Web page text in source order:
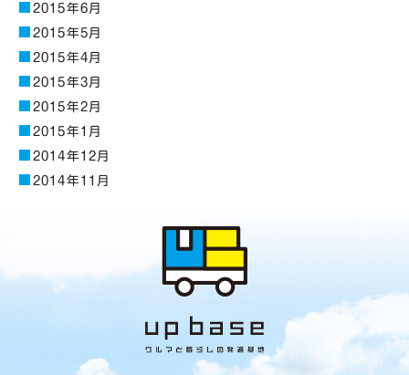
2015年6月
2015年5月
2015年4月
2015年3月
2015年2月
2015年1月
2014年12月
2014年11月